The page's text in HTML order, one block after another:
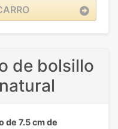
de bolsillo
de 7.5 cm de